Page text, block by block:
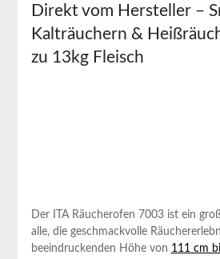
Direkt vom Hersteller⁤ –
Kalträuchern &
zu 13kg Fleisch
Der ITA Räucherofen⁤ 7003 ist ein
⁣alle, die geschmackvolle⁤
beeindruckenden Höhe von 111 cm